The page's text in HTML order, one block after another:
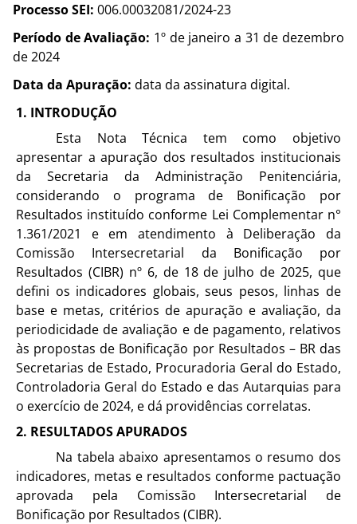
Processo SEI: 006.00032081/2024-23
Período de Avaliação: 1º de janeiro a 31 de dezembro
de 2024
Data da Apuração: data da assinatura digital.
1. INTRODUÇÃO
Esta Nota Técnica tem como objetivo
apresentar a apuração dos resultados institucionais
da Secretaria da Administração Penitenciária,
considerando o programa de Bonificação por
Resultados instituído conforme Lei Complementar n°
1.361/2021 e em atendimento à Deliberação da
Comissão Intersecretarial da Bonificação por
Resultados (CIBR) nº 6, de 18 de julho de 2025, que
defini os indicadores globais, seus pesos, linhas de
base e metas, critérios de apuração e avaliação, da
periodicidade de avaliação e de pagamento, relativos
às propostas de Bonificação por Resultados – BR das
Secretarias de Estado, Procuradoria Geral do Estado,
Controladoria Geral do Estado e das Autarquias para
o exercício de 2024, e dá providências correlatas.
2. RESULTADOS APURADOS
Na tabela abaixo apresentamos o resumo dos
indicadores, metas e resultados conforme pactuação
aprovada pela Comissão Intersecretarial de
Bonificação por Resultados (CIBR).